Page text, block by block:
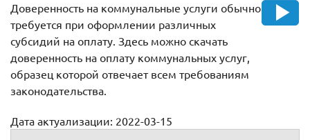
Доверенность на коммунальные услуги обычно
требуется при оформлении различных
субсидий на оплату. Здесь можно скачать
доверенность на оплату коммунальных услуг,
образец которой отвечает всем требованиям
законодательства.
Дата актуализации: 2022-03-15